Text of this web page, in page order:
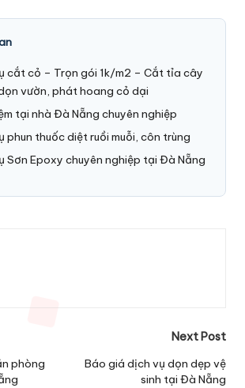
cắt cỏ – Trọn gói 1k/m2 – Cắt tỉa cây
vườn, phát hoang cỏ dại
tại nhà Đà Nẵng chuyên nghiệp
phun thuốc diệt ruồi muỗi, côn trùng
Sơn Epoxy chuyên nghiệp tại Đà Nẵng
phòng
Next Post
Báo giá dịch vụ dọn dẹp vệ
sinh tại Đà Nẵng